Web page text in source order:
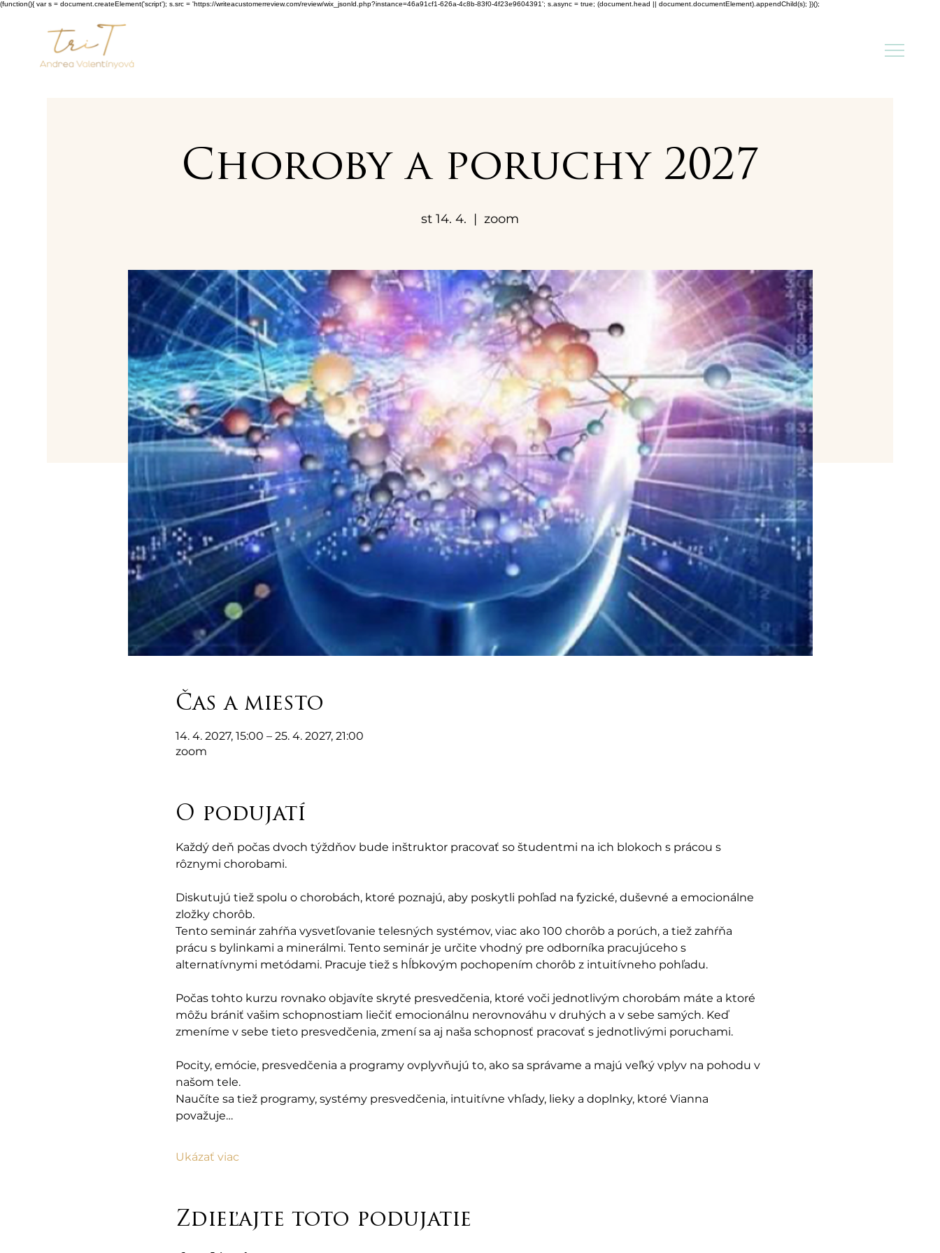
(function(){ var s = document.createElement('script'); s.src = 'https://writeacustomerreview.com/review/wix_jsonld.php?instance=46a91cf1-626a-4c8b-83f0-4f23e9604391'; s.async = true; (document.head || document.documentElement).appendChild(s); })();
Choroby a poruchy 2027
st 14. 4.
  |
zoom
Čas a miesto
14. 4. 2027, 15:00 – 25. 4. 2027, 21:00
zoom
O podujatí
Každý deň počas dvoch týždňov bude inštruktor pracovať so študentmi na ich blokoch s prácou s
rôznymi chorobami.
Diskutujú tiež spolu o chorobách, ktoré poznajú, aby poskytli pohľad na fyzické, duševné a emocionálne
zložky chorôb.
Tento seminár zahŕňa vysvetľovanie telesných systémov, viac ako 100 chorôb a porúch, a tiež zahŕňa
prácu s bylinkami a minerálmi. Tento seminár je určite vhodný pre odborníka pracujúceho s
alternatívnymi metódami. Pracuje tiež s hĺbkovým pochopením chorôb z intuitívneho pohľadu.
Počas tohto kurzu rovnako objavíte skryté presvedčenia, ktoré voči jednotlivým chorobám máte a ktoré
môžu brániť vašim schopnostiam liečiť emocionálnu nerovnováhu v druhých a v sebe samých. Keď
zmeníme v sebe tieto presvedčenia, zmení sa aj naša schopnosť pracovať s jednotlivými poruchami.
Pocity, emócie, presvedčenia a programy ovplyvňujú to, ako sa správame a majú veľký vplyv na pohodu v
našom tele.
Naučíte sa tiež programy, systémy presvedčenia, intuitívne vhľady, lieky a doplnky, ktoré Vianna
považuje…
Ukázať viac
Zdieľajte toto podujatie